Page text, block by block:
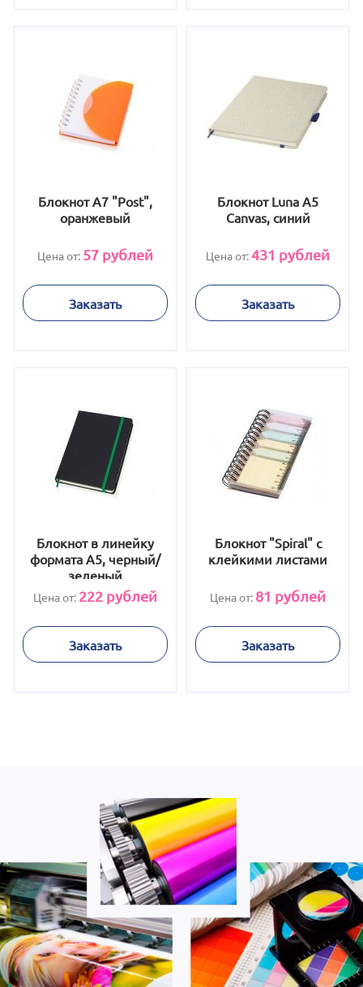
Блокнот А7 "Post",
оранжевый
Цена от: 57рублей
Заказать
Блокнот Luna A5
Canvas, синий
Цена от:431 рублей
Заказать
Блокнот в линейку
формата А5, черный/
зеленый
Цена от: 222 рублей
Заказать
Блокнот "Spiral" с
клейкими листами
Цена от: 81 рублей
Заказать